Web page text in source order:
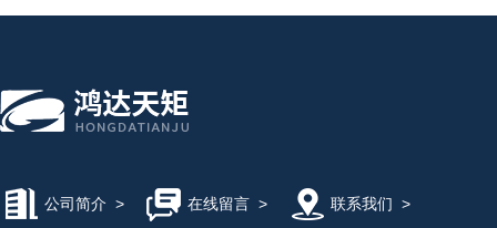
公司简介 > 在线留言> 联系我们 >